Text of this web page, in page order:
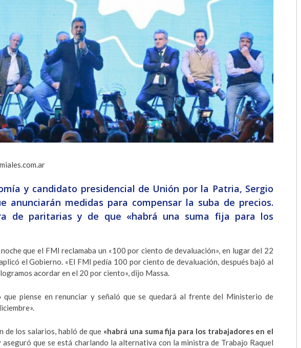
y candidato presidencial de Unión por la Patria, Sergio
anunciarán medidas para compensar la suba de precios.
de paritarias y de que «habrá una suma fija para los
que el FMI reclamaba un «100 por ciento de devaluación», en lugar del 22
el Gobierno. «El FMI pedía 100 por ciento de devaluación, después bajó al
acordar en el 20 por ciento», dijo Massa.
que piense en renunciar y señaló que se quedará al frente del Ministerio de
de los salarios, habló de que «habrá una suma fija para los trabajadores en el
aseguró que se está charlando la alternativa con la ministra de Trabajo Raquel